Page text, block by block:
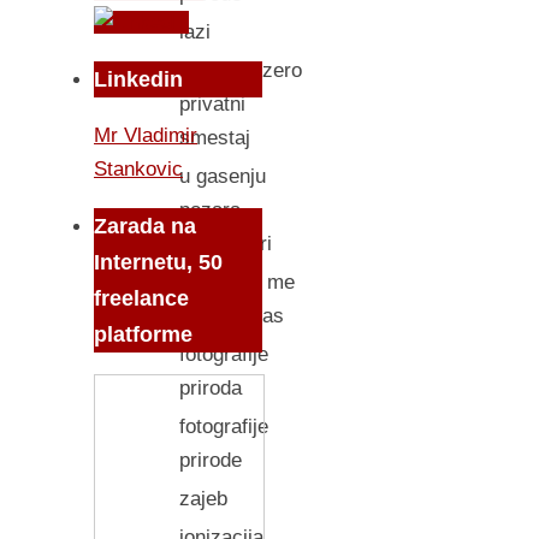
lazi
borsko jezero
privatni
smestaj
u gasenju
pozara
helikopteri
nemoj da me
foliras znas
fotografije
priroda
fotografije
prirode
zajeb
Linkedin
Mr Vladimir
Stankovic
Zarada na
Internetu, 50
freelance
platforme